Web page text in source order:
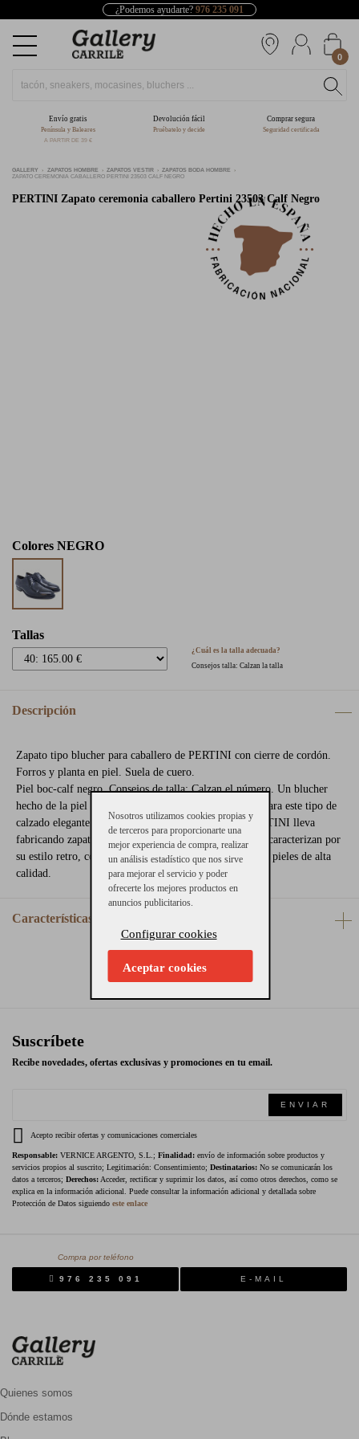
¿Podemos ayudarte? 976 235 091
0
Envío gratis
Península y Baleares
A PARTIR DE 39 €
Devolución fácil
Pruébatelo y decide
Comprar segura
Seguridad certificada
GALLERY ZAPATOS HOMBRE ZAPATOS VESTIR
ZAPATOS BODA HOMBRE
ZAPATO CEREMONIA CABALLERO PERTINI 23503 CALF NEGRO
PERTINI Zapato ceremonia caballero Pertini 23503 Calf Negro
Colores NEGRO
Tallas
¿Cuál es la talla adecuada?
Consejos talla: Calzan la talla
Descripción
Zapato tipo blucher para caballero de PERTINI con cierre de cordón.
Forros y planta en piel. Suela de cuero.
Piel boc-calf negro. Consejos de talla: Calzan el número. Un blucher
hecho de la piel del ternero que se usa en mayor parte para este tipo de
calzado elegante. Ideal para ceremonias y eventos. PERTINI lleva
fabricando zapatos desde 1980 al sureste de España. Se caracterizan por
su estilo retro, con perfectos acabados y siempre usando pieles de alta
calidad.
Características
Suscríbete
Recibe novedades, ofertas exclusivas y promociones en tu email.
ENVIAR
Acepto recibir ofertas y comunicaciones comerciales
Responsable: VERNICE ARGENTO, S.L.; Finalidad: envío de información sobre productos y
servicios propios al suscrito; Legitimación: Consentimiento; Destinatarios: No se comunicarán los
datos a terceros; Derechos: Acceder, rectificar y suprimir los datos, así como otros derechos, como se
explica en la información adicional. Puede consultar la información adicional y detallada sobre
Protección de Datos siguiendo este enlace
Compra por teléfono
976 235 091 E-MAIL
Quienes somos
Dónde estamos
Nosotros utilizamos cookies propias y
de terceros para proporcionarte una
mejor experiencia de compra, realizar
un análisis estadístico que nos sirve
para mejorar el servicio y poder
ofrecerte los mejores productos en
anuncios publicitarios.
Configurar cookies
Aceptar cookies